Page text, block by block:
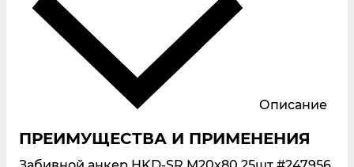
Описание
ПРЕИМУЩЕСТВА И ПРИМЕНЕНИЯ